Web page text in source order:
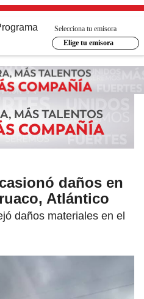
Selecciona tu emisora
Elige tu emisora
daños en
Atlántico
daños materiales en el